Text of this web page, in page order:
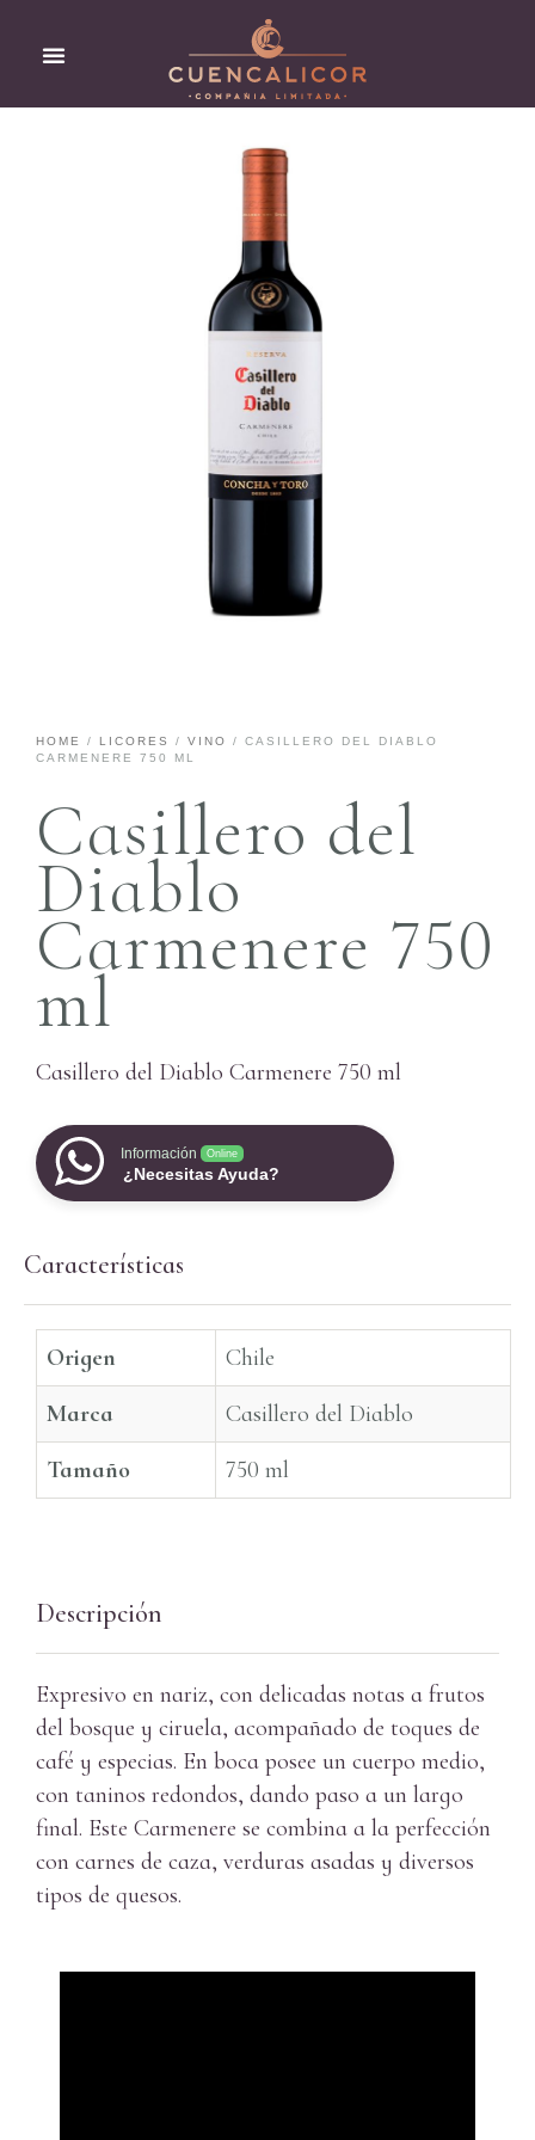
HOME / LICORES / VINO
/ CASILLERO DEL DIABLO
CARMENERE 750 ML
Casillero del
Diablo
Carmenere 750
ml
Casillero del Diablo Carmenere 750 ml
Información Online
¿Necesitas Ayuda?
Características
Origen
Chile
Marca
Casillero del Diablo
Tamaño
750 ml
Descripción
Expresivo en nariz, con delicadas notas a frutos
del bosque y ciruela, acompañado de toques de
café y especias. En boca posee un cuerpo medio,
con taninos redondos, dando paso a un largo
final. Este Carmenere se combina a la perfección
con carnes de caza, verduras asadas y diversos
tipos de quesos.